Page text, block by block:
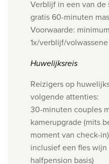
Verblijf in een van
gratis 60-minuten
Voorwaarde:
1x/verblijf/volwassene
Huwelijksreis
Reizigers op
volgende attenties:
30-minuten couples
kamerupgrade (mits
moment van check-
inclusief een fles
halfpension basis)